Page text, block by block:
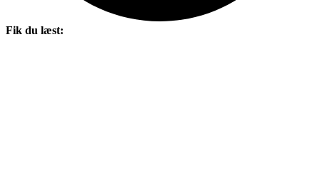
Fik du læst: